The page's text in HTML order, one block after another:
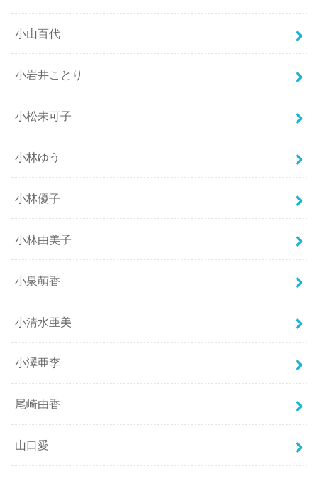
小山百代
小岩井ことり
小松未可子
小林ゆう
小林優子
小林由美子
小泉萌香
小清水亜美
小澤亜李
尾崎由香
山口愛